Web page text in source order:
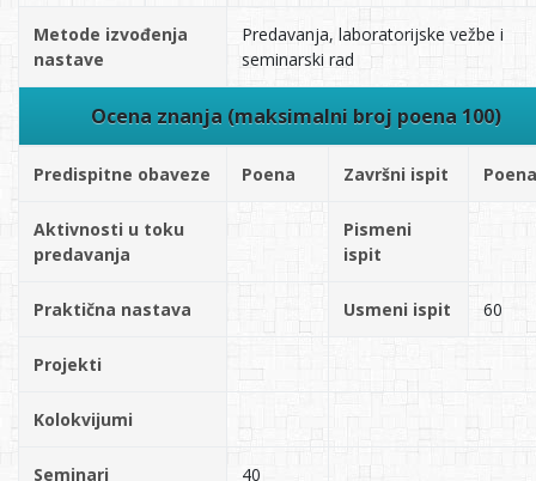
Metode izvođenja
nastave
Predavanja, laboratorijske vežbe i
seminarski rad
Ocena znanja (maksimalni broj poena 100)
Predispitne obaveze Poena Završni ispit Poena
Aktivnosti u toku
predavanja
Pismeni
ispit
Praktična nastava Usmeni ispit 60
Projekti
Kolokvijumi
Seminari 40